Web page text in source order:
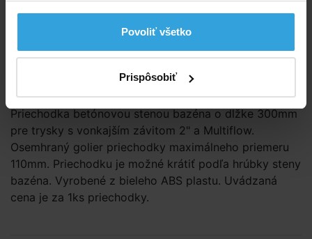
Povoliť všetko
Prispôsobiť
Podrobný popis
Priechodka betónovou stenou bazéna o dĺžke 300mm
pre trysky s vonkajším závitom 2" a Multiflow.
Osemhraný golier priechodky maximálneho priemeru
110mm. Priechodku je možné krátiť podľa hrúbky steny
bazéna. Vyrobené z bieleho ABS plastu. Uvádzaná
cena je za 1ks priechodky.